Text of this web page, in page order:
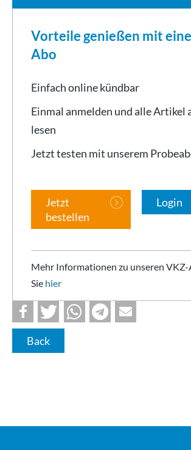
Vorteile genießen mit
Abo
Einfach online kündbar
Einmal anmelden und alle Artikel
lesen
Jetzt testen mit unserem
Jetzt
bestellen
Login
Mehr Informationen zu unseren
Sie hier
Back